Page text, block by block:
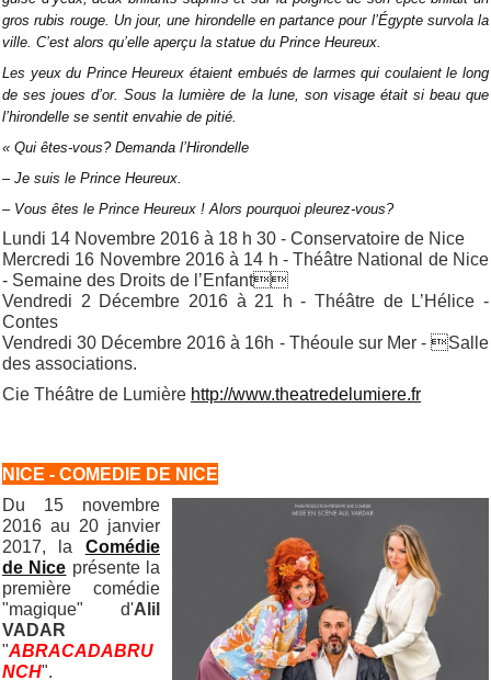
gros rubis rouge. Un jour, une hirondelle en partance pour l’Égypte survola la
ville. C’est alors qu’elle aperçu la statue du Prince Heureux.
Les yeux du Prince Heureux étaient embués de larmes qui coulaient le long
de ses joues d’or. Sous la lumière de la lune, son visage était si beau que
l’hirondelle se sentit envahie de pitié.
« Qui êtes-vous? Demanda l’Hirondelle
– Je suis le Prince Heureux.
– Vous êtes le Prince Heureux ! Alors pourquoi pleurez-vous?
Lundi 14 Novembre 2016 à 18 h 30 - Conservatoire de Nice
Mercredi 16 Novembre 2016 à 14 h - Théâtre National de Nice
- Semaine des Droits de l’Enfant
Vendredi 2 Décembre 2016 à 21 h - Théâtre de L’Hélice -
Contes
Vendredi 30 Décembre 2016 à 16h - Théoule sur Mer - Salle
des associations.
Cie Théâtre de Lumière http://www.theatredelumiere.fr
NICE - COMEDIE DE NICE
Du 15 novembre
2016 au 20 janvier
2017, la Comédie
de Nice présente la
première comédie
"magique" d'Alil
VADAR
"ABRACADABRU
NCH".